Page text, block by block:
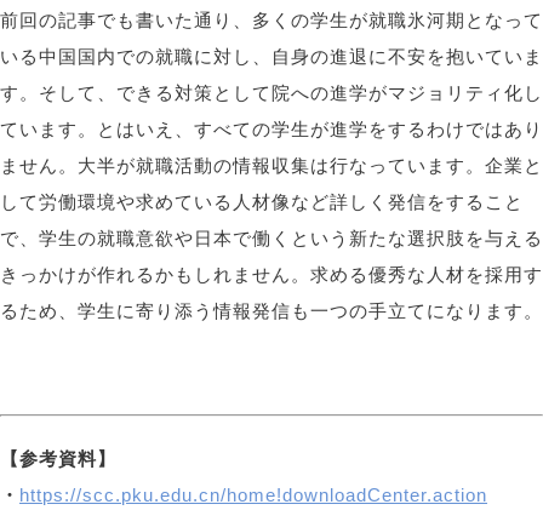
前回の記事でも書いた通り、多くの学生が就職氷河期となって
いる中国国内での就職に対し、自身の進退に不安を抱いていま
す。そして、できる対策として院への進学がマジョリティ化し
ています。とはいえ、すべての学生が進学をするわけではあり
ません。大半が就職活動の情報収集は行なっています。企業と
して労働環境や求めている人材像など詳しく発信をすること
で、学生の就職意欲や日本で働くという新たな選択肢を与える
きっかけが作れるかもしれません。求める優秀な人材を採用す
るため、学生に寄り添う情報発信も一つの手立てになります。
【参考資料】
・ https://scc.pku.edu.cn/home!downloadCenter.action